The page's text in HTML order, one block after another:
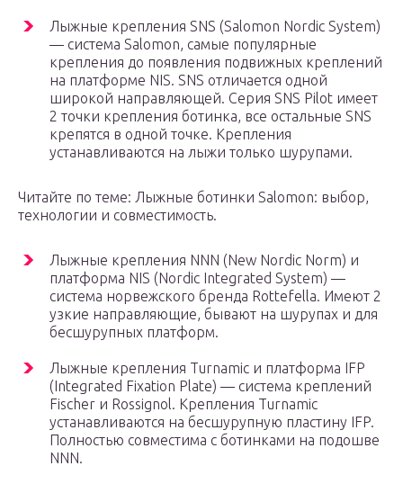
Лыжные крепления SNS (Salomon Nordic System)
— система Salomon, самые популярные
крепления до появления подвижных креплений
на платформе NIS. SNS отличается одной
широкой направляющей. Серия SNS Pilot имеет
2 точки крепления ботинка, все остальные SNS
крепятся в одной точке. Крепления
устанавливаются на лыжи только шурупами.
Читайте по теме: Лыжные ботинки Salomon: выбор,
технологии и совместимость.
Лыжные крепления NNN (New Nordic Norm) и
платформа NIS (Nordic Integrated System) —
система норвежского бренда Rottefella. Имеют 2
узкие направляющие, бывают на шурупах и для
бесшурупных платформ.
Лыжные крепления Turnamic и платформа IFP
(Integrated Fixation Plate) — система креплений
Fischer и Rossignol. Крепления Turnamic
устанавливаются на бесшурупную пластину IFP.
Полностью совместима с ботинками на подошве
NNN.